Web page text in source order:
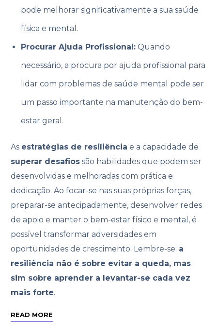
pode melhorar significativamente a sua saúde
física e mental.
Procurar Ajuda Profissional: Quando
necessário, a procura por ajuda profissional para
lidar com problemas de saúde mental pode ser
um passo importante na manutenção do bem-
estar geral.
As estratégias de resiliência e a capacidade de
superar desafios são habilidades que podem ser
desenvolvidas e melhoradas com prática e
dedicação. Ao focar-se nas suas próprias forças,
preparar-se antecipadamente, desenvolver redes
de apoio e manter o bem-estar físico e mental, é
possível transformar adversidades em
oportunidades de crescimento. Lembre-se: a
resiliência não é sobre evitar a queda, mas
sim sobre aprender a levantar-se cada vez
mais forte.
READ MORE